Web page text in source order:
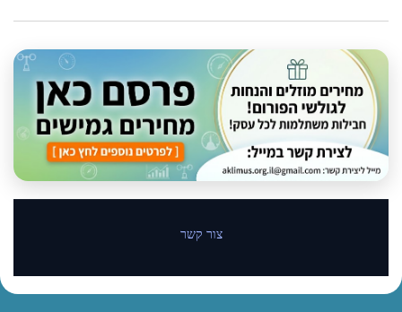
צור קשר